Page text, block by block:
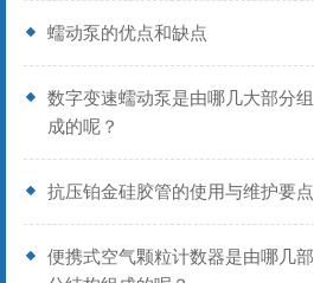
蠕动泵的优点和缺点
数字变速蠕动泵是由哪几大部分组
成的呢？
抗压铂金硅胶管的使用与维护要点
便携式空气颗粒计数器是由哪几部